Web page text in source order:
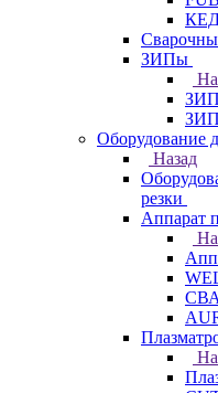
ЗИПы
Оборудование
Назад
резки
Аппарат